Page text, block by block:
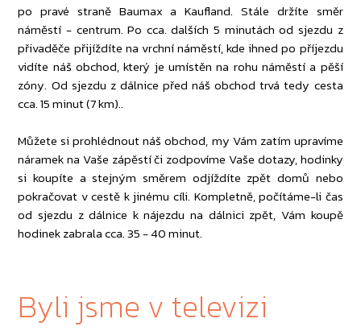
po pravé straně Baumax a Kaufland. Stále držíte směr
náměstí - centrum. Po cca. dalších 5 minutách od sjezdu z
přivaděče přijíždíte na vrchní náměstí, kde ihned po příjezdu
vidíte náš obchod, který je umístěn na rohu náměstí a pěší
zóny. Od sjezdu z dálnice před náš obchod trvá tedy cesta
cca. 15 minut (7 km)..
Můžete si prohlédnout náš obchod, my Vám zatím upravíme
náramek na Vaše zápěstí či zodpovíme Vaše dotazy, hodinky
si koupíte a stejným směrem odjíždíte zpět domů nebo
pokračovat v cestě k jinému cíli. Kompletně, počítáme-li čas
od sjezdu z dálnice k nájezdu na dálnici zpět, Vám koupě
hodinek zabrala cca. 35 - 40 minut.
Byli jsme v televizi